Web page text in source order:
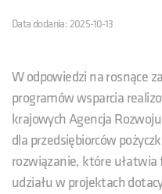
Data dodania: 2025-10-13
W odpowiedzi na rosnące
programów wsparcia
krajowych Agencja
dla przedsiębiorców
rozwiązanie, które
udziału w projektach